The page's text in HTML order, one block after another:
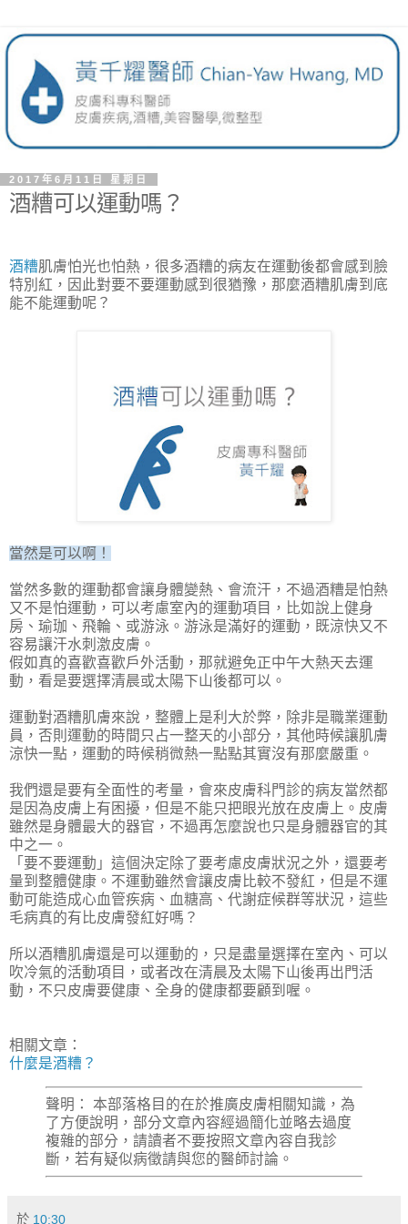
2017年6月11日 星期日
酒糟可以運動嗎？
酒糟肌膚怕光也怕熱，很多酒糟的病友在運動後都會感到臉
特別紅，因此對要不要運動感到很猶豫，那麼酒糟肌膚到底
能不能運動呢？
當然是可以啊！
當然多數的運動都會讓身體變熱、會流汗，不過酒糟是怕熱
又不是怕運動，可以考慮室內的運動項目，比如說上健身
房、瑜珈、飛輪、或游泳。游泳是滿好的運動，既涼快又不
容易讓汗水刺激皮膚。
假如真的喜歡喜歡戶外活動，那就避免正中午大熱天去運
動，看是要選擇清晨或太陽下山後都可以。
運動對酒糟肌膚來說，整體上是利大於弊，除非是職業運動
員，否則運動的時間只占一整天的小部分，其他時候讓肌膚
涼快一點，運動的時候稍微熱一點點其實沒有那麼嚴重。
我們還是要有全面性的考量，會來皮膚科門診的病友當然都
是因為皮膚上有困擾，但是不能只把眼光放在皮膚上。皮膚
雖然是身體最大的器官，不過再怎麼說也只是身體器官的其
中之一。
「要不要運動」這個決定除了要考慮皮膚狀況之外，還要考
量到整體健康。不運動雖然會讓皮膚比較不發紅，但是不運
動可能造成心血管疾病、血糖高、代謝症候群等狀況，這些
毛病真的有比皮膚發紅好嗎？
所以酒糟肌膚還是可以運動的，只是盡量選擇在室內、可以
吹冷氣的活動項目，或者改在清晨及太陽下山後再出門活
動，不只皮膚要健康、全身的健康都要顧到喔。
相關文章：
什麼是酒糟？
聲明： 本部落格目的在於推廣皮膚相關知識，為
了方便說明，部分文章內容經過簡化並略去過度
複雜的部分，請讀者不要按照文章內容自我診
斷，若有疑似病徵請與您的醫師討論。
於 10:30